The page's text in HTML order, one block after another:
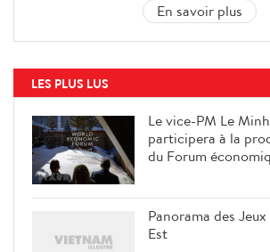
En savoir plus
LES PLUS LUS
Le vice-PM Le
participera à la
du Forum
Panorama des
Est